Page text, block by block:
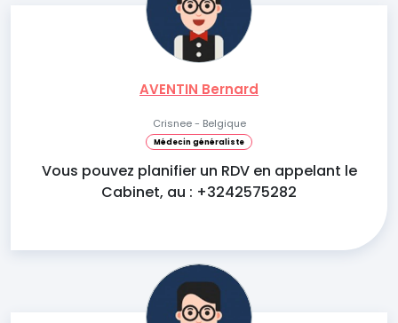
AVENTIN Bernard
Crisnee - Belgique
Médecin généraliste
Vous pouvez planifier un RDV en appelant le
Cabinet, au : +3242575282